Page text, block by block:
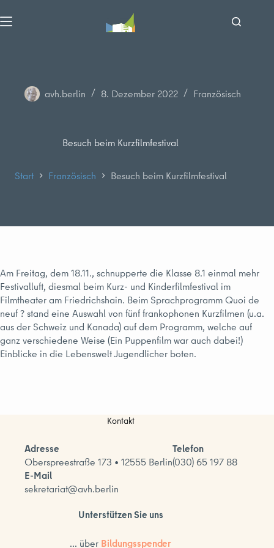
Inhalt
avh.berlin 8. Dezember 2022 Französisch
Besuch beim Kurzfilmfestival
Start Französisch Besuch beim Kurzfilmfestival
Am Freitag, dem 18.11., schnupperte die Klasse 8.1 einmal mehr
Festivalluft, diesmal beim Kurz- und Kinderfilmfestival im
Filmtheater am Friedrichshain. Beim Sprachprogramm Quoi de
neuf ? stand eine Auswahl von fünf frankophonen Kurzfilmen (u.a.
aus der Schweiz und Kanada) auf dem Programm, welche auf
ganz verschiedene Weise (Ein Puppenfilm war auch dabei!)
Einblicke in die Lebenswelt Jugendlicher boten.
Kontakt
Adresse
Oberspreestraße 173 • 12555 Berlin
Telefon
(030) 65 197 88
E-Mail
sekretariat@avh.berlin
Unterstützen Sie uns
... über Bildungsspender